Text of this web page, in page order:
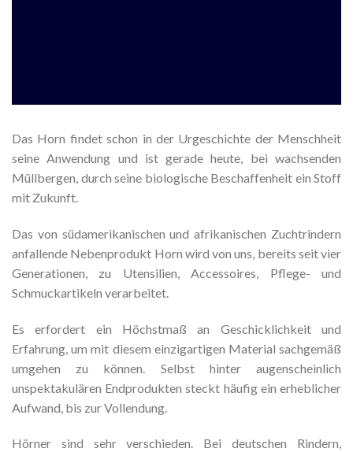
Das Horn findet schon in der Urgeschichte der Menschheit
seine Anwendung und ist gerade heute, bei wachsenden
Müllbergen, durch seine biologische Beschaffenheit ein Stoff
mit Zukunft.
Das von südamerikanischen und afrikanischen Zuchtrindern
anfallende Nebenprodukt Horn wird von uns, bereits seit vier
Generationen, zu Utensilien, Accessoires, Pflege- und
Schmuckartikeln verarbeitet.
Es erfordert ein Höchstmaß an Geschicklichkeit und
Erfahrung, um mit diesem einzigartigen Material sachgemäß
umgehen zu können. Selbst hinter augenscheinlich
unspektakulären Endprodukten steckt häufig ein erheblicher
Aufwand, bis zur Vollendung.
Hörner sind sehr verschieden. Bei deutschen Rindern,